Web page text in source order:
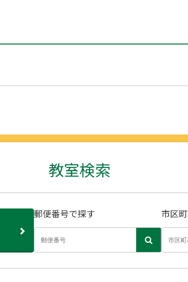
教室検索
郵便番号で探す 市区